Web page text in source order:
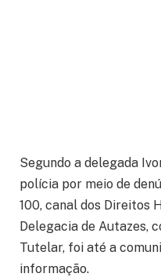
Segundo a delegada
polícia por meio de
100, canal dos Direitos
Delegacia de Autazes,
Tutelar, foi até a
informação.